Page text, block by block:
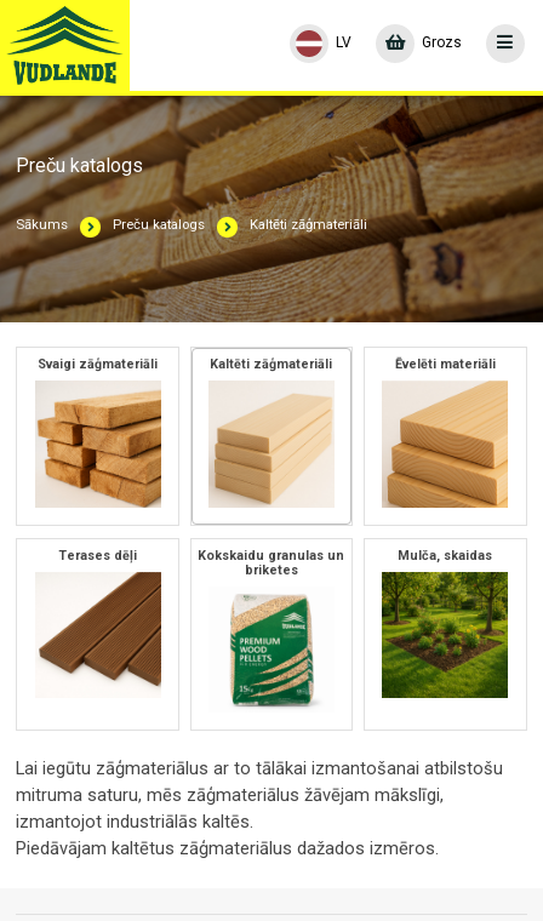
Grozs
LV
Preču katalogs
Sākums Preču katalogs Kaltēti zāģmateriāli
Svaigi zāģmateriāli Kaltēti zāģmateriāli Ēvelēti materiāli
Terases dēļi
Kokskaidu granulas un
briketes
Mulča, skaidas
Lai iegūtu zāģmateriālus ar to tālākai izmantošanai atbilstošu
mitruma saturu, mēs zāģmateriālus žāvējam mākslīgi,
izmantojot industriālās kaltēs.
Piedāvājam kaltētus zāģmateriālus dažados izmēros.